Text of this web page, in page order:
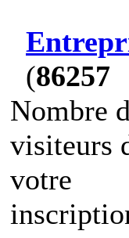
(86257
Nombre
visiteurs
votre